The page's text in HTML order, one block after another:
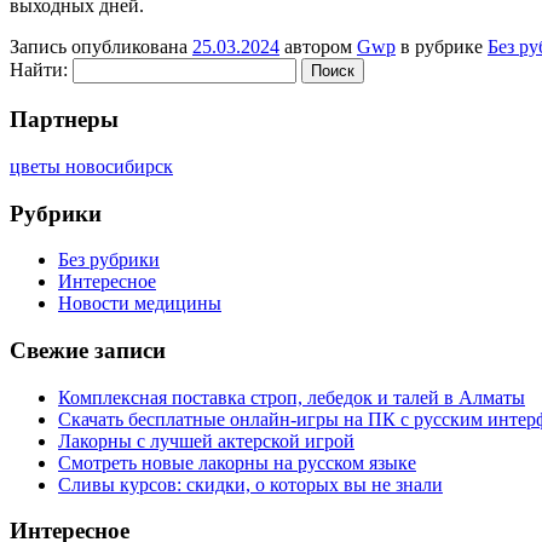
выходных дней.
Запись опубликована 25.03.2024 автором Gwp в рубрике Без
Найти:
Партнеры
цветы новосибирск
Рубрики
Без рубрики
Интересное
Новости медицины
Свежие записи
Комплексная поставка строп, лебедок и талей в Алматы
Скачать бесплатные онлайн-игры на ПК с русским
Лакорны с лучшей актерской игрой
Смотреть новые лакорны на русском языке
Сливы курсов: скидки, о которых вы не знали
Интересное